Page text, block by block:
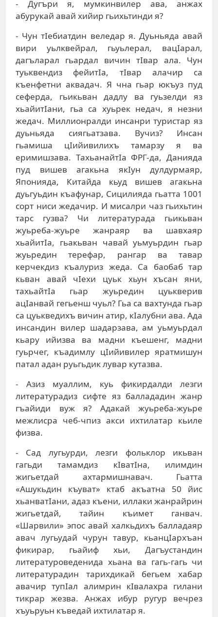
- Дугъри я, мумкинвилер ава, анжах
абурукай авай хийир гьихьтинди я?
- Чун тIебиатдин веледар я. Дуьньяда авай
вири уьлквейрал, гьуьлерал, вацIарал,
дагъларал гьардал вичин тIвар ала. Чун
туьквендиз фейитIа, тIвар алачир са
къенфетни аквадач. Я чна гьар юкъуз пуд
сеферда, гьикьван дадлу ва гуьзелди яз
хьайитIани, гьа са хуьрек недач, я незни
жедач. Миллионралди инсанри туристар яз
дуьньяда сиягьатзава. Вучиз? Инсан
гьамиша цIийивилихъ тамарзу я ва
еримишзава. ТахьанайтIа ФРГ-да, Данияда
пуд вишев агакьна якIун дулдурмаяр,
Японияда, Китайда кьуд вишев агакьна
дуьгуьдин къафунар, Сицилияда гьатта 1001
сорт ниси жедачир. И мисалри чаз гьихьтин
тарс гузва? Чи литературада гьикьван
жуьреба-жуьре жанраяр ва шавхаяр
хьайитIа, гьакьван чавай уьмуьрдин гьар
жуьредин терефар, рангар ва тавар
керчекдиз къалуриз жеда. Са баобаб тар
кьван авай чIехи цуьк хьун хъсан яни,
тахьайтIа гьар жуьредин цуькверив
ацIанвай гегьенш чуьл? Гьа са вахтунда гьар
са цуькведихъ вичин атир, кIалубни ава. Ада
инсандин вилер шадарзава, ам уьмуьрдал
кьару ийизва ва мадни къешенг, мадни
гуьрчег, къадимлу цIийивилер яратмишун
патал адан руьгьдик лувар кутазва.
- Азиз муаллим, куь фикирдалди лезги
литературадиз сифте яз баллададин жанр
гъайиди вуж я? Адакай жуьреба-жуьре
межлисра чеб-чпиз акси ихтилатар кьиле
физва.
- Сад лугьурди, лезги фольклор икьван
гагьди тамамдиз кIватIна, илимдин
жигьетдай ахтармишнавач. Гьатта
«Ашукьдин къуват» ктаб акъатна 50 йис
хьанватIани, адаз къени, иллаки жанрайрин
жигьетдай, тайин къимет ганвач.
«Шарвили» эпос авай халкьдихъ балладаяр
авач лугьудай чурун тавур, кьанцIархъан
фикирар, гьайиф хьи, Дагъустандин
литературоведенида хьана ва гагь-гагь чи
литературадин тарихдикай бегьем хабар
авачир тупIал алимрин кIвалахра гилани
тикрар жезва. Анжах ибур ругур вечрез
хъуьруьн къведай ихтилатар я.